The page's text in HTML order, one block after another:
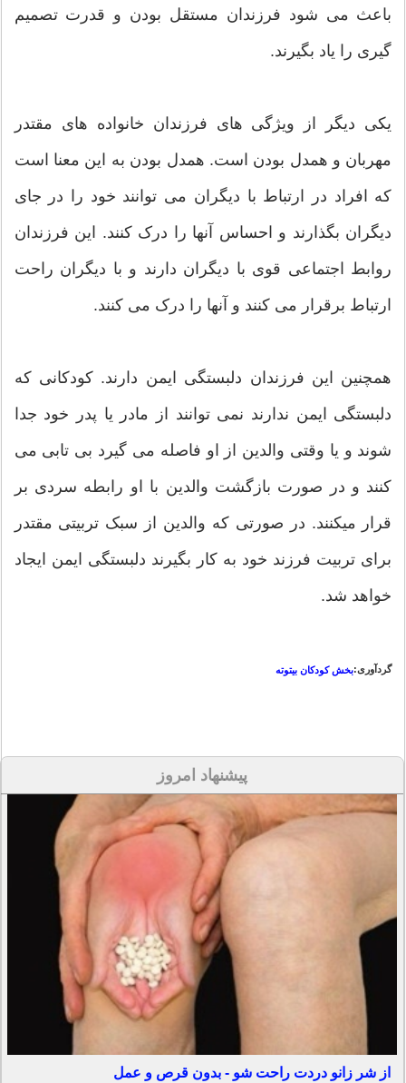
باعث می شود فرزندان مستقل بودن و قدرت تصمیم
گیری را یاد بگیرند.
یکی دیگر از ویژگی های فرزندان خانواده های مقتدر
مهربان و همدل بودن است. همدل بودن به این معنا است
که افراد در ارتباط با دیگران می توانند خود را در جای
دیگران بگذارند و احساس آنها را درک کنند. این فرزندان
روابط اجتماعی قوی با دیگران دارند و با دیگران راحت
ارتباط برقرار می کنند و آنها را درک می کنند.
همچنین این فرزندان دلبستگی ایمن دارند. کودکانی که
دلبستگی ایمن ندارند نمی توانند از مادر یا پدر خود جدا
شوند و یا وقتی والدین از او فاصله می گیرد بی تابی می
کنند و در صورت بازگشت والدین با او رابطه سردی بر
قرار میکنند. در صورتی که والدین از سبک تربیتی مقتدر
برای تربیت فرزند خود به کار بگیرند دلبستگی ایمن ایجاد
خواهد شد.
گردآوری:بخش کودکان بیتوته
پیشنهاد امروز
از شر زانو دردت راحت شو - بدون قرص و عمل